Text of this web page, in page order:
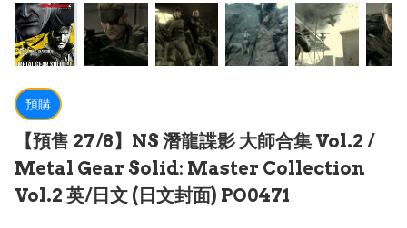
預購
【預售 27/8】NS 潛龍諜影 大師合集 Vol.2 /
Metal Gear Solid: Master Collection
Vol.2 英/日文 (日文封面) PO0471